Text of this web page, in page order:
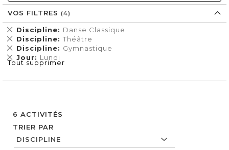
6 ACTIVITÉS
TRIER PAR
VOS FILTRES
Discipline Danse Classique
Supprimer
cet
Élément
Discipline Théâtre
Supprimer
cet
Élément
Discipline Gymnastique
Supprimer
cet
Élément
Jour Lundi
Supprimer
cet
Tout supprimer